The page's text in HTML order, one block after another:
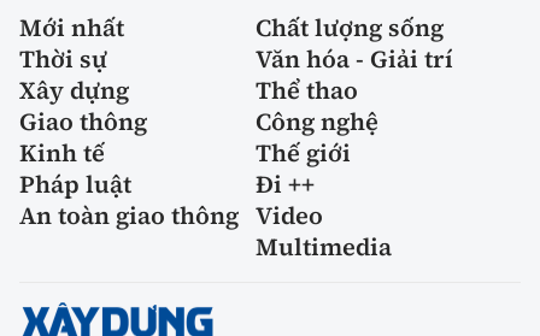
Mới nhất
Chất lượng sống
Thời sự
Văn hóa - Giải trí
Xây dựng
Thể thao
Giao thông
Công nghệ
Kinh tế
Thế giới
Pháp luật
Đi ++
An toàn giao thông Video
Multimedia